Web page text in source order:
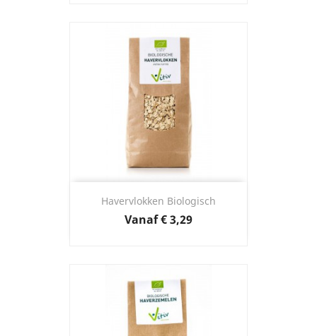
Havervlokken Biologisch
VanafPrijs
€ 3,29